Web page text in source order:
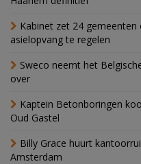
Kabinet zet 24
asielopvang te regelen
Sweco neemt het
over
Kaptein Betonboringen
Oud Gastel
Billy Grace huurt
Amsterdam